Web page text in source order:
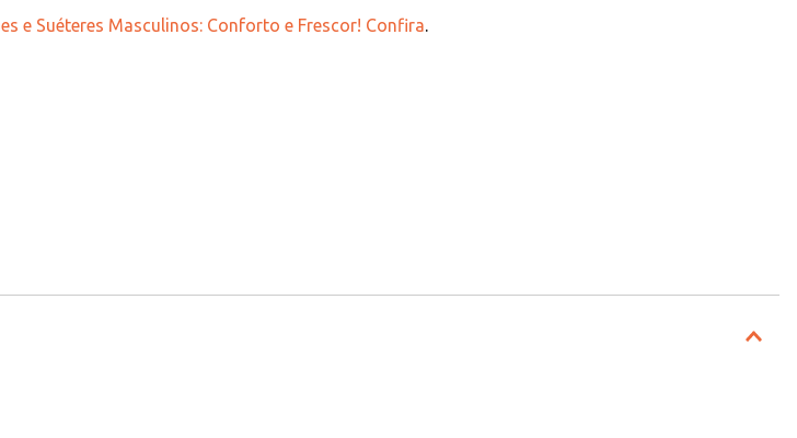
e Suéteres Masculinos: Conforto e Frescor! Confira.